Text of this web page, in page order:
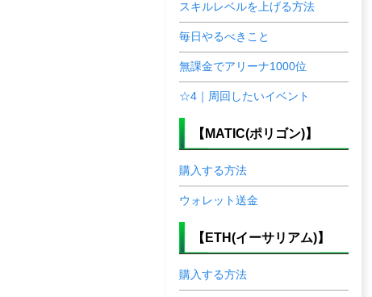
スキルレベルを上げる方法
毎日やるべきこと
無課金でアリーナ1000位
☆4｜周回したいイベント
【MATIC(ポリゴン)】
購入する方法
ウォレット送金
【ETH(イーサリアム)】
購入する方法